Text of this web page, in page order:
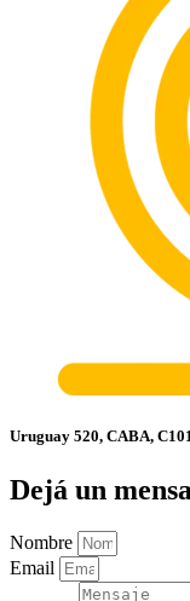
Uruguay 520, CABA,
Dejá un
Nombre
Email